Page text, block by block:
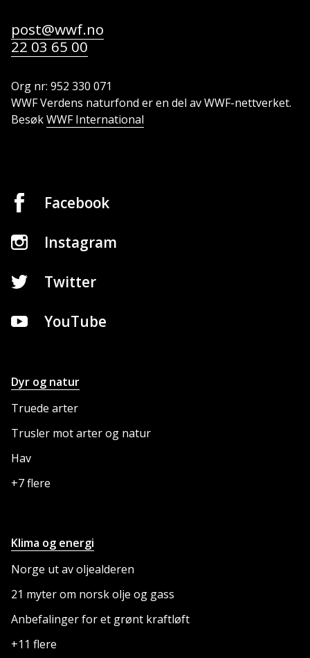
post@wwf.no
22 03 65 00
Org nr: 952 330 071
WWF Verdens naturfond er en del av WWF-nettverket.
BesøkWWF International
Facebook
Instagram
Twitter
YouTube
NETTSTEDET
Dyr og natur
Truede arter
Trusler mot arter og natur
Hav
+7 flere
Klima og energi
Norge ut av oljealderen
21 myter om norsk olje og gass
Anbefalinger for et grønt kraftløft
+11 flere